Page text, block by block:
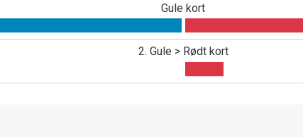
Gule kort
2. Gule > Rødt kort